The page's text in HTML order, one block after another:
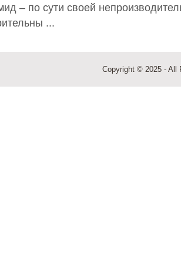
– по сути своей
...
Copyright © 2025 - All